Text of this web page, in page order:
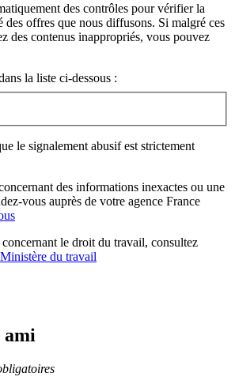
des contrôles pour vérifier la
des offres que nous diffusons. Si malgré ces
des contenus inappropriés, vous pouvez
la liste ci-dessous :
le signalement abusif est strictement
des informations inexactes ou une
vous auprès de votre agence France
le droit du travail, consultez
du travail
ami